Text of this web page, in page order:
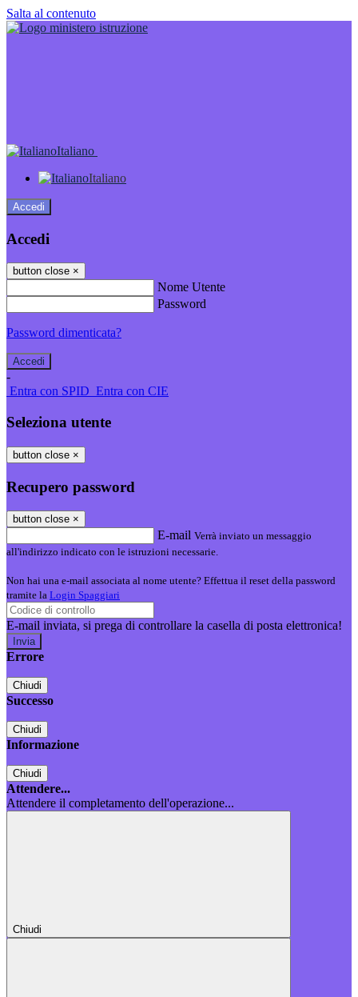
Salta al contenuto
Italiano
Italiano
Accedi
Accedi
button close ×
Nome Utente
Password
Password dimenticata?
-
Entra con SPID Entra con CIE
Seleziona utente
button close ×
Recupero password
button close ×
E-mail Verrà inviato un messaggio
all'indirizzo indicato con le istruzioni necessarie.
Non hai una e-mail associata al nome utente? Effettua il reset della password
tramite la Login Spaggiari
E-mail inviata, si prega di controllare la casella di posta elettronica!
Errore
Chiudi
Successo
Chiudi
Informazione
Chiudi
Attendere...
Attendere il completamento dell'operazione...
Chiudi